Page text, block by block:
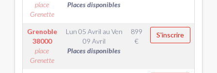
place
Grenette
Places disponibles
Grenoble
38000
place
Grenette
Lun 05 Avril au Ven
09 Avril
Places disponibles
899
€
S'inscrire